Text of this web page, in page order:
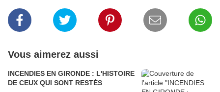
Vous aimerez aussi
INCENDIES EN GIRONDE : L'HISTOIRE
DE CEUX QUI SONT RESTÉS